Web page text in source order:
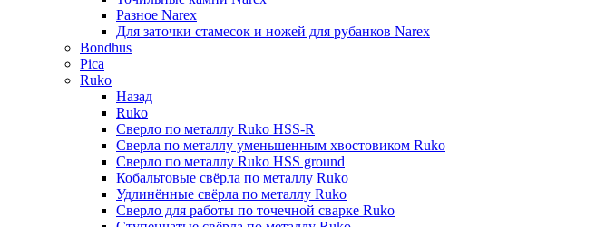
Разное Narex
Для заточки стамесок и ножей для рубанков Narex
Bondhus
Pica
Ruko
Назад
Ruko
Сверло по металлу Ruko HSS-R
Сверла по металлу уменьшенным хвостовиком Ruko
Сверло по металлу Ruko HSS ground
Кобальтовые свёрла по металлу Ruko
Удлинённые свёрла по металлу Ruko
Сверло для работы по точечной сварке Ruko